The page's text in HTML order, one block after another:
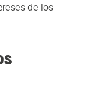
de los